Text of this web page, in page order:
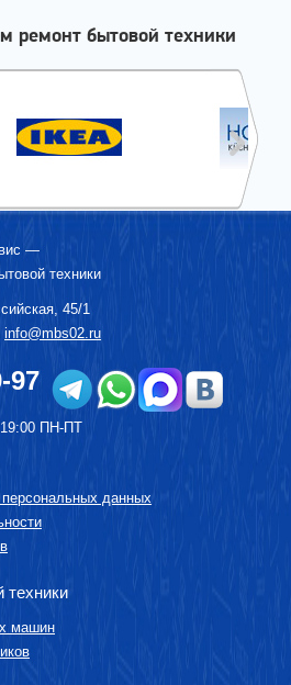
ремонт бытовой техники
—
техники
45/1
info@mbs02.ru
97
ПН-ПТ
данных
техники
машин